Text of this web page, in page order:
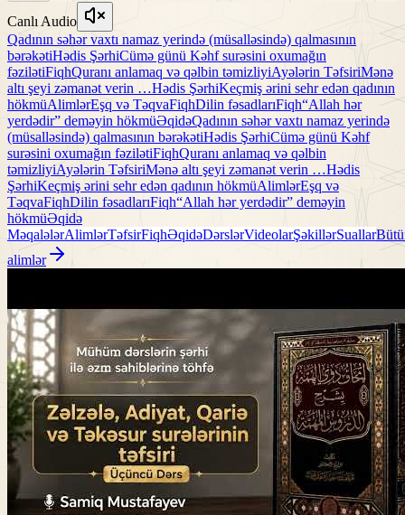
Canlı Audio
Qadının səhər vaxtı namaz yerində (müsalləsində) qalmasının
bərəkətiHədis ŞərhiCümə günü Kəhf surəsini oxumağın
fəzilətiFiqhQuranı anlamaq və qəlbin təmizliyiAyələrin TəfsiriMənə
altı şeyi zəmanət verin …Hədis ŞərhiKeçmiş ərini sehr edən qadının
hökmüAlimlərEşq və TəqvaFiqhDilin fəsadlarıFiqh“Allah hər
yerdədir” deməyin hökmüƏqidəQadının səhər vaxtı namaz yerində
(müsalləsində) qalmasının bərəkətiHədis ŞərhiCümə günü Kəhf
surəsini oxumağın fəzilətiFiqhQuranı anlamaq və qəlbin
təmizliyiAyələrin TəfsiriMənə altı şeyi zəmanət verin …Hədis
ŞərhiKeçmiş ərini sehr edən qadının hökmüAlimlərEşq və
TəqvaFiqhDilin fəsadlarıFiqh“Allah hər yerdədir” deməyin
hökmüƏqidə
MəqalələrAlimlərTəfsirFiqhƏqidəDərslərVideolarŞəkillərSuallar
alimlər